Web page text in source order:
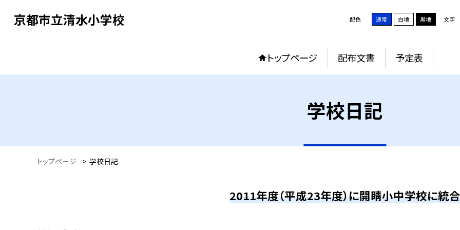
京都市立清水小学校 配色 通常 白地 黒地 文字
トップページ 配布文書 予定表
学校日記
トップページ > 学校日記
2011年度（平成23年度）に開睛小中学校に統合